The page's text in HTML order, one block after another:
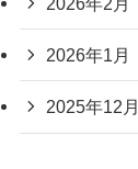
2026年1月
2025年12月